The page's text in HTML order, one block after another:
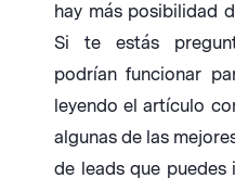
hay más posibilidad
Si te estás
podrían funcionar
leyendo el artículo
algunas de las
de leads que puedes